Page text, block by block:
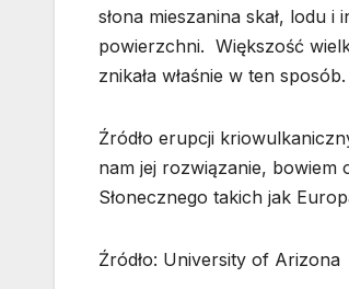
słona mieszanina skał, lodu
powierzchni. Większość
znikała właśnie w ten sposób.
Źródło erupcji
nam jej rozwiązanie,
Słonecznego takich jak
Źródło: University of Arizona